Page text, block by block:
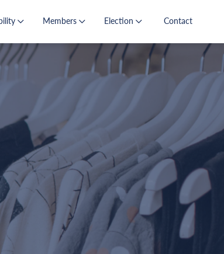
Members Election Contact